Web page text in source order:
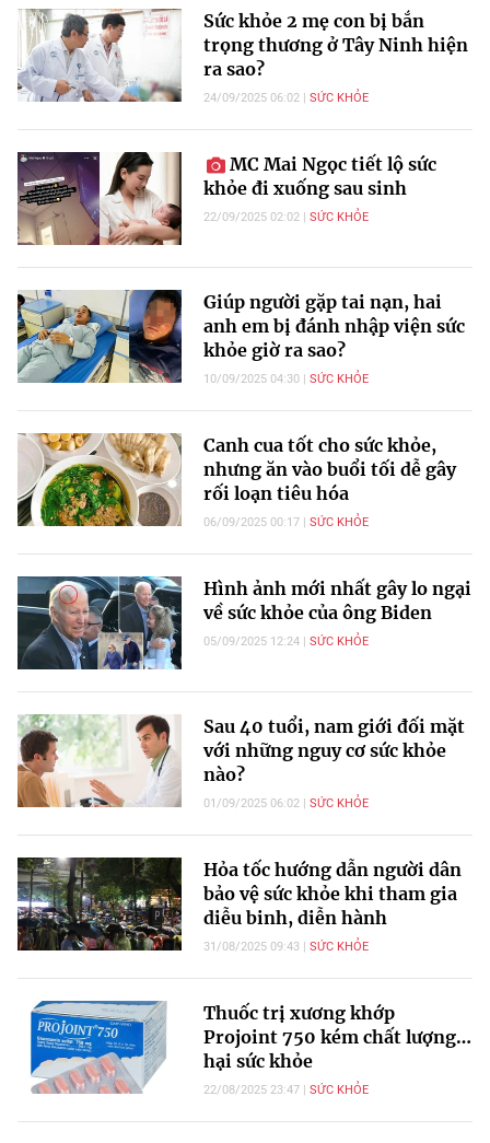
Sức khỏe 2 mẹ con bị bắn
trọng thương ở Tây Ninh hiện
ra sao?
24/09/2025 06:02 SỨC KHỎE
MC Mai Ngọc tiết lộ sức
khỏe đi xuống sau sinh
22/09/2025 02:02 SỨC KHỎE
Giúp người gặp tai nạn, hai
anh em bị đánh nhập viện sức
khỏe giờ ra sao?
10/09/2025 04:30 SỨC KHỎE
Canh cua tốt cho sức khỏe,
nhưng ăn vào buổi tối dễ gây
rối loạn tiêu hóa
06/09/2025 00:17 SỨC KHỎE
Hình ảnh mới nhất gây lo ngại
về sức khỏe của ông Biden
05/09/2025 12:24 SỨC KHỎE
Sau 40 tuổi, nam giới đối mặt
với những nguy cơ sức khỏe
nào?
01/09/2025 06:02 SỨC KHỎE
Hỏa tốc hướng dẫn người dân
bảo vệ sức khỏe khi tham gia
diễu binh, diễn hành
31/08/2025 09:43 SỨC KHỎE
Thuốc trị xương khớp
Projoint 750 kém chất lượng…
hại sức khỏe
22/08/2025 23:47 SỨC KHỎE